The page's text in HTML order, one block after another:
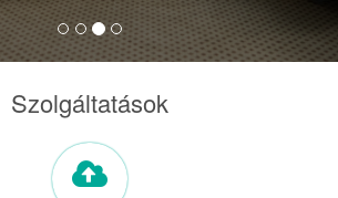
Szolgáltatások